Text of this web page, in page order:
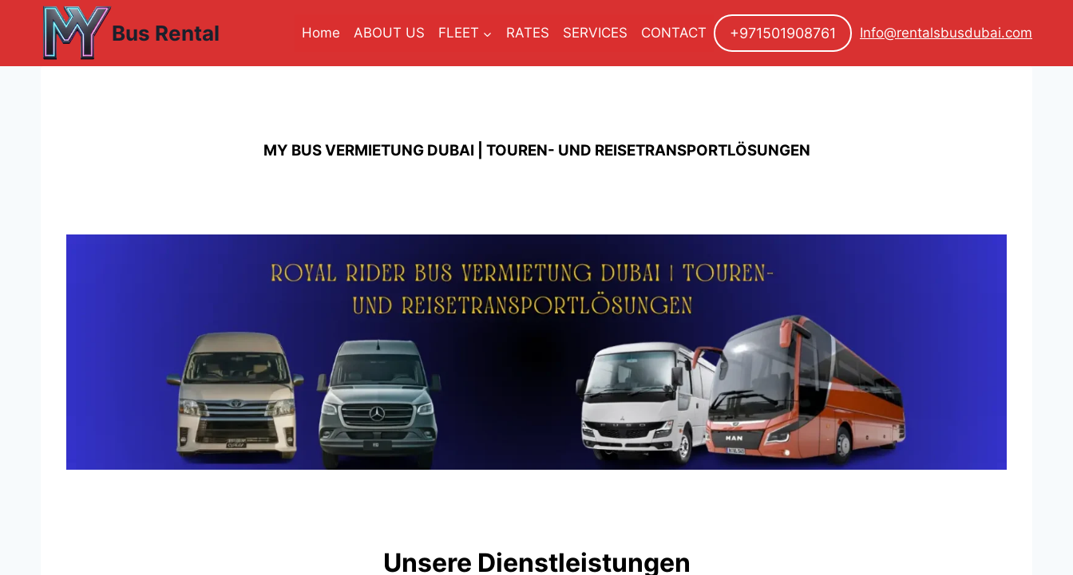
content
Bus Rental Home ABOUT US FLEET RATES SERVICES CONTACT +971501908761 Info@rentalsbusdubai.com
MY BUS VERMIETUNG DUBAI | TOUREN- UND REISETRANSPORTLÖSUNGEN
Unsere Dienstleistungen